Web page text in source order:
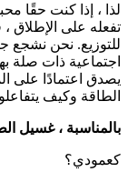
لذا ، إذا كنت حقًا
تفعله على الإطلاق
للتوزيع. نحن نشجع
اجتماعية ذات صلة
يصدق اعتمادًا على
الطاقة وكيف
بالمناسبة ، غسيل
كعمودي؟